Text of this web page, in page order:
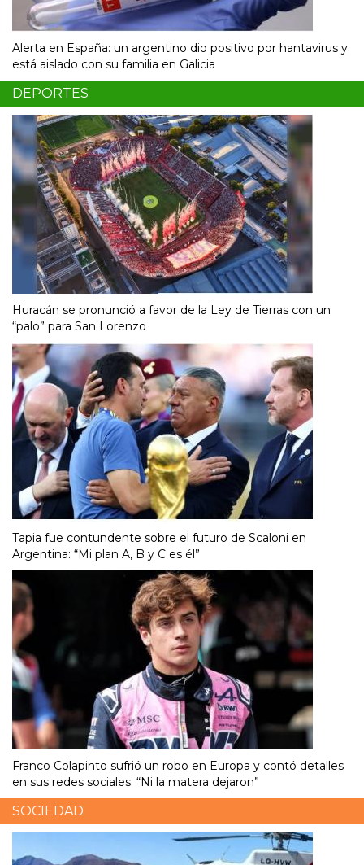
Alerta en España: un argentino dio positivo por hantavirus y
está aislado con su familia en Galicia
DEPORTES
Huracán se pronunció a favor de la Ley de Tierras con un
“palo” para San Lorenzo
Tapia fue contundente sobre el futuro de Scaloni en
Argentina: “Mi plan A, B y C es él”
Franco Colapinto sufrió un robo en Europa y contó detalles
en sus redes sociales: “Ni la matera dejaron”
SOCIEDAD